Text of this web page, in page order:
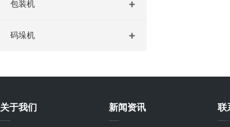
包装机
码垛机
关于我们 新闻资讯 联